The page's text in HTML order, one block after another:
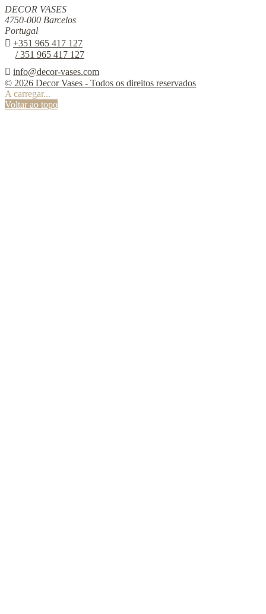
DECOR VASES
4750-000 Barcelos
Portugal
 +351 965 417 127
/ 351 965 417 127
 info@decor-vases.com
© 2026 Decor Vases - Todos os direitos reservados
A carregar...
Voltar ao topo